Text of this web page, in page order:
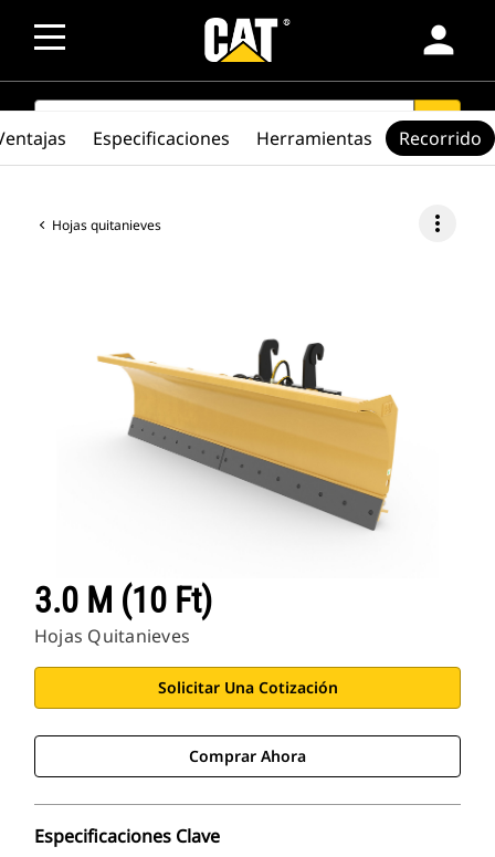
person
SEARCH search
Hojas quitanieves more_vert
3.0 M (10 Ft)
Hojas Quitanieves
Solicitar Una Cotización
Comprar Ahora
Especificaciones Clave
Especificaciones Herramientas Recorrido